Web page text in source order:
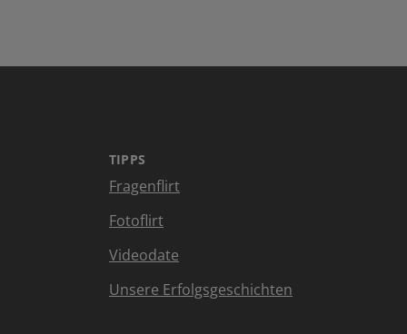
TIPPS
Fragenflirt
Fotoflirt
Videodate
Unsere Erfolgsgeschichten